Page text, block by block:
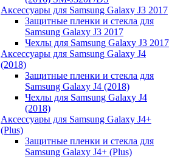
Аксессуары для Samsung Galaxy J3 2017
Защитные пленки и стекла для
Samsung Galaxy J3 2017
Чехлы для Samsung Galaxy J3 2017
Аксессуары для Samsung Galaxy J4
(2018)
Защитные пленки и стекла для
Samsung Galaxy J4 (2018)
Чехлы для Samsung Galaxy J4
(2018)
Аксессуары для Samsung Galaxy J4+
(Plus)
Защитные пленки и стекла для
Samsung Galaxy J4+ (Plus)